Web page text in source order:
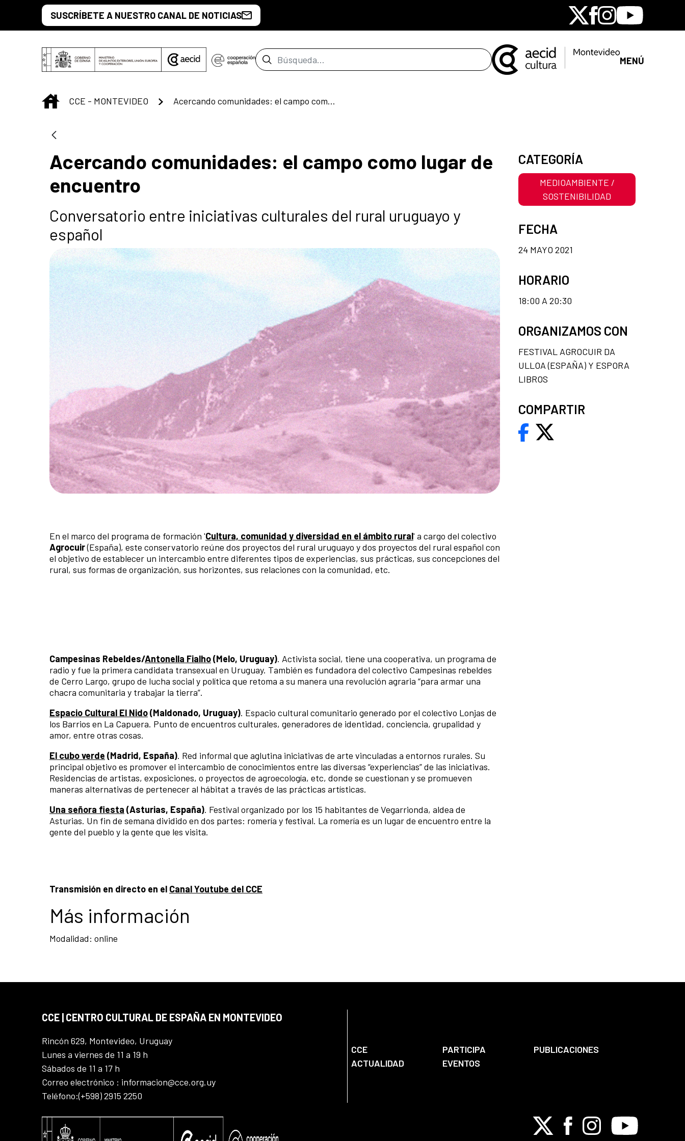
Saltar al contenido principal
SUSCRÍBETE A NUESTRO CANAL DE NOTICIAS X Facebook
Instagram
Youtube
Barra de búsqueda MENÚ
INICIO
CCE - MONTEVIDEO Acercando comunidades: el campo como lugar de encuentro
Acercando comunidades: el campo como lugar de
encuentro
Conversatorio entre iniciativas culturales del rural uruguayo y
español
En el marco del programa de formación 'Cultura, comunidad y diversidad en el ámbito rural' a cargo del colectivo
Agrocuir(España), este conservatorio reúne dos proyectos del rural uruguayo y dos proyectos del rural español con
el objetivo de establecer un intercambio entre diferentes tipos de experiencias, sus prácticas, sus concepciones del
rural, sus formas de organización, sus horizontes, sus relaciones con la comunidad, etc.
Campesinas Rebeldes/Antonella Fialho(Melo, Uruguay). Activista social, tiene una cooperativa, un programa de
radio y fue la primera candidata transexual en Uruguay. También es fundadora del colectivo Campesinas rebeldes
de Cerro Largo, grupo de lucha social y política que retoma a su manera una revolución agraria “para armar una
chacra comunitaria y trabajar la tierra”.
Espacio Cultural El Nido(Maldonado, Uruguay). Espacio cultural comunitario generado por el colectivo Lonjas de
los Barrios en La Capuera. Punto de encuentros culturales, generadores de identidad, conciencia, grupalidad y
amor, entre otras cosas.
El cubo verde (Madrid, España). Red informal que aglutina iniciativas de arte vinculadas a entornos rurales. Su
principal objetivo es promover el intercambio de conocimientos entre las diversas “experiencias” de las iniciativas.
Residencias de artistas, exposiciones, o proyectos de agroecología, etc, donde se cuestionan y se promueven
maneras alternativas de pertenecer al hábitat a través de las prácticas artísticas.
Una señora fiesta (Asturias, España). Festival organizado por los 15 habitantes de Vegarrionda, aldea de
Asturias. Un fin de semana dividido en dos partes: romería y festival. La romería es un lugar de encuentro entre la
gente del pueblo y la gente que les visita.
Transmisión en directo en el Canal Youtube del CCE
Más información
Modalidad: online
CATEGORÍA
MEDIOAMBIENTE /
SOSTENIBILIDAD
FECHA
24 MAYO 2021
HORARIO
18:00 A 20:30
ORGANIZAMOS CON
FESTIVAL AGROCUIR DA
ULLOA (ESPAÑA) Y ESPORA
LIBROS
COMPARTIR
CCE | CENTRO CULTURAL DE ESPAÑA EN MONTEVIDEO
Rincón 629, Montevideo, Uruguay
Lunes a viernes de 11 a 19 h
Sábados de 11 a 17 h
Correo electrónico : informacion@cce.org.uy
Teléfono:(+598) 2915 2250
CCE PARTICIPA
PUBLICACIONES
ACTUALIDAD
EVENTOS
X FacebookInstagramYoutube